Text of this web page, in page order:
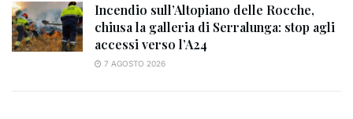
Incendio sull’Altopiano delle Rocche,
chiusa la galleria di Serralunga: stop agli
accessi verso l’A24
7 AGOSTO 2026